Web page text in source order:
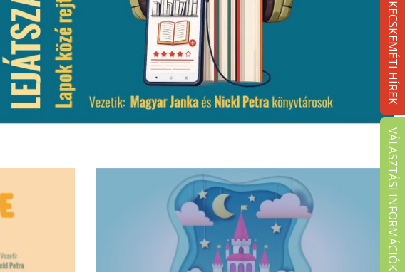
KECSKEMÉTI HÍREK
VÁLASZTÁSI INFORMÁCIÓK